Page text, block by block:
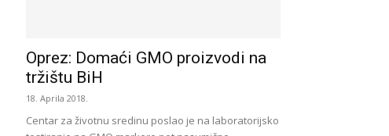
Oprez: Domaći GMO proizvodi na
tržištu BiH
18. Aprila 2018.
Centar za životnu sredinu poslao je na laboratorijsko